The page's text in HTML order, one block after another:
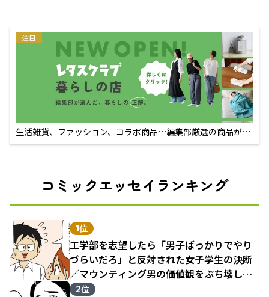
注目
生活雑貨、ファッション、コラボ商品…編集部厳選の商品が買
えるECサイト
コミックエッセイランキング
1位
工学部を志望したら「男子ばっかりでやり
づらいだろ」と反対された女子学生の決断
／マウンティング男の価値観をぶち壊した
結果（1）
2位